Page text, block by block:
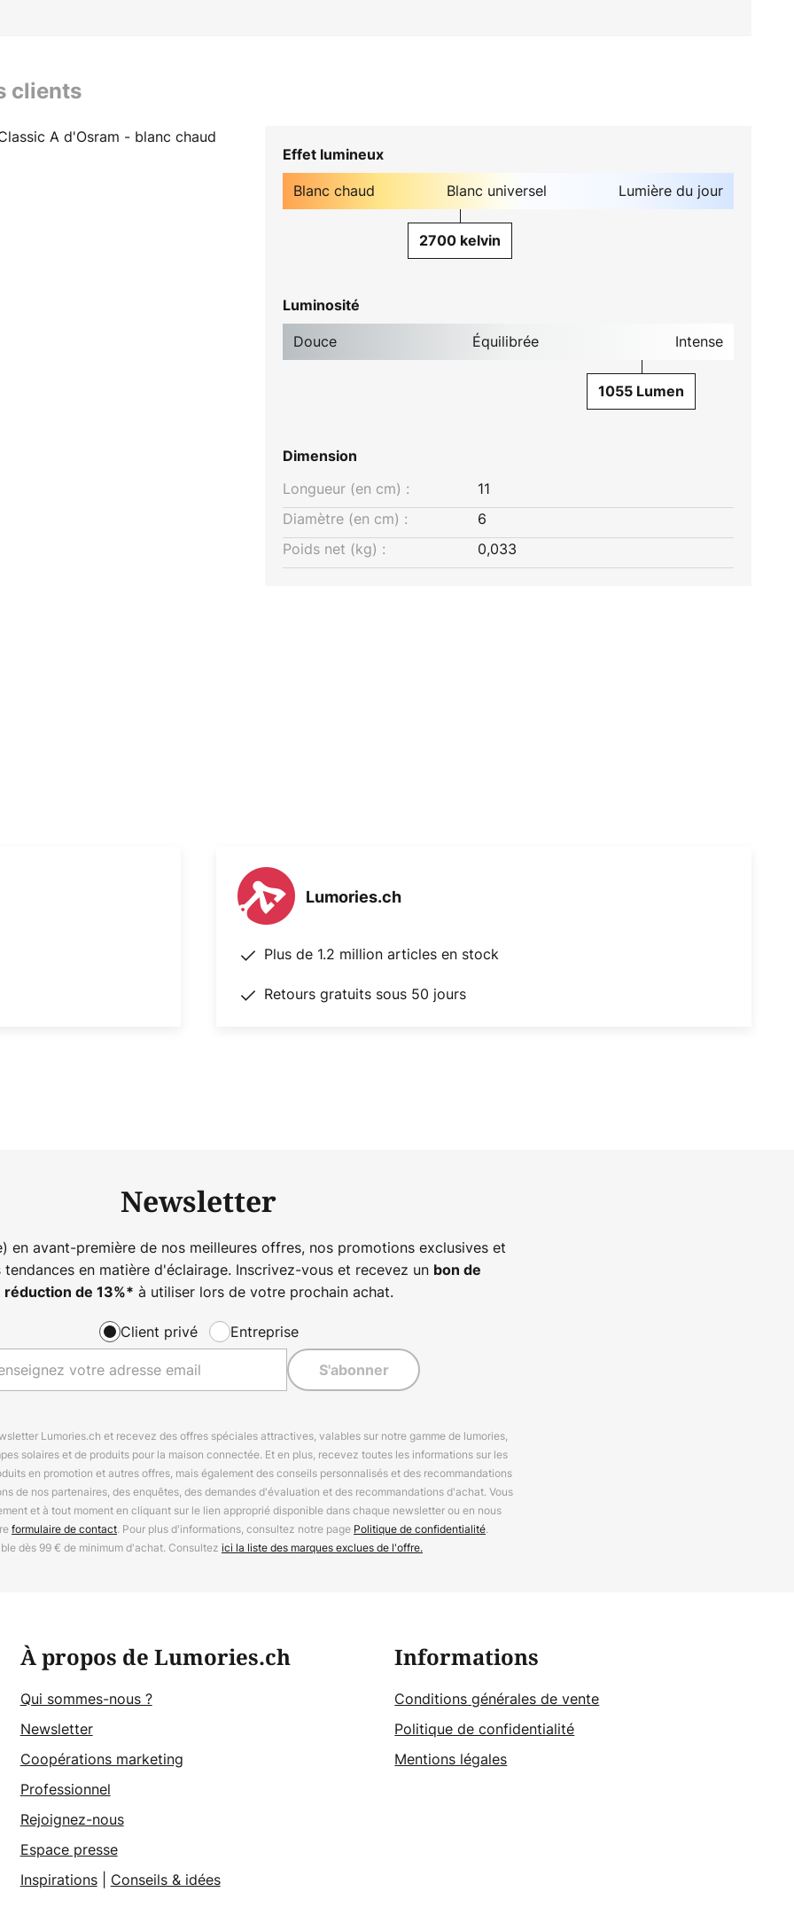
clients
A d'Osram - blanc chaud
Effet lumineux
Blanc chaud Blanc universel Lumière du jour
2700 kelvin
Luminosité
Douce Équilibrée Intense
1055 Lumen
Dimension
Longueur (en cm) :
11
Diamètre (en cm) :
6
Poids net (kg) :
0,033
Lumories.ch
Plus de 1.2 million articles en stock
Retours gratuits sous 50 jours
Newsletter
en avant-première de nos meilleures offres, nos promotions exclusives et
tendances en matière d'éclairage. Inscrivez-vous et recevez un bon de
réduction de 13%* à utiliser lors de votre prochain achat.
Client privé Entreprise
S'abonner
Lumories.ch et recevez des offres spéciales attractives, valables sur notre gamme de lumories,
solaires et de produits pour la maison connectée. Et en plus, recevez toutes les informations sur les
en promotion et autres offres, mais également des conseils personnalisés et des recommandations
de nos partenaires, des enquêtes, des demandes d'évaluation et des recommandations d'achat. Vous
et à tout moment en cliquant sur le lien approprié disponible dans chaque newsletter ou en nous
formulaire de contact. Pour plus d'informations, consultez notre page Politique de confidentialité.
dès 99 € de minimum d'achat. Consultez ici la liste des marques exclues de l'offre.
À propos de Lumories.ch
Qui sommes-nous ?
Newsletter
Coopérations marketing
Professionnel
Rejoignez-nous
Espace presse
Inspirations| Conseils & idées
Informations
Conditions générales de vente
Politique de confidentialité
Mentions légales